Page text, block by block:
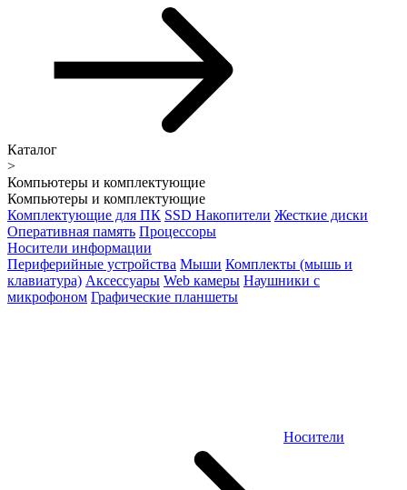
Каталог
>
Компьютеры и комплектующие
Компьютеры и комплектующие
Комплектующие для ПК SSD Накопители Жесткие диски
Оперативная память Процессоры
Носители информации
Периферийные устройства Мыши Комплекты (мышь и
клавиатура) Аксессуары Web камеры Наушники с
микрофоном Графические планшеты
Носители